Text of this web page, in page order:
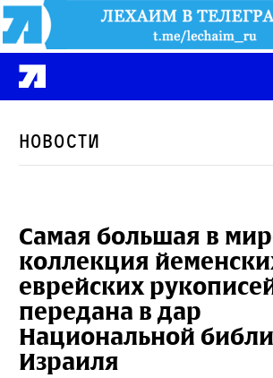
Новости
Самая большая в
коллекция
еврейских
передана в дар
Национальной
Израиля